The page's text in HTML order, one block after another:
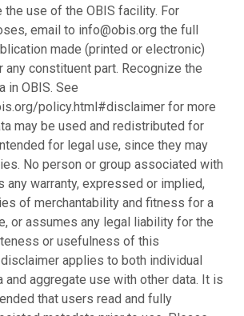
the use of the OBIS facility. For
email to info@obis.org the full
made (printed or electronic)
any constituent part. Recognize the
in OBIS. See
policy.html#disclaimer for more
may be used and redistributed for
for legal use, since they may
No person or group associated with
any warranty, expressed or implied,
of merchantability and fitness for a
or assumes any legal liability for the
or usefulness of this
applies to both individual
and aggregate use with other data. It is
that users read and fully